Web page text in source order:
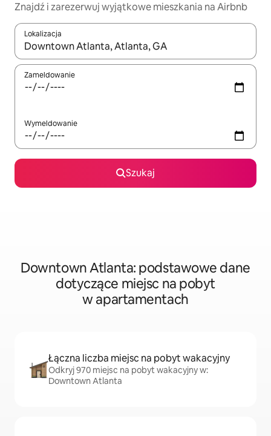
Znajdź i zarezerwuj wyjątkowe mieszkania na Airbnb
Lokalizacja
Gdy wyniki będą dostępne, możesz poruszać się po nich za
Zameldowanie
Wymeldowanie
Szukaj
Downtown Atlanta: podstawowe dane
dotyczące miejsc na pobyt
w apartamentach
Łączna liczba miejsc na pobyt wakacyjny
Odkryj 970 miejsc na pobyt wakacyjny w:
Downtown Atlanta